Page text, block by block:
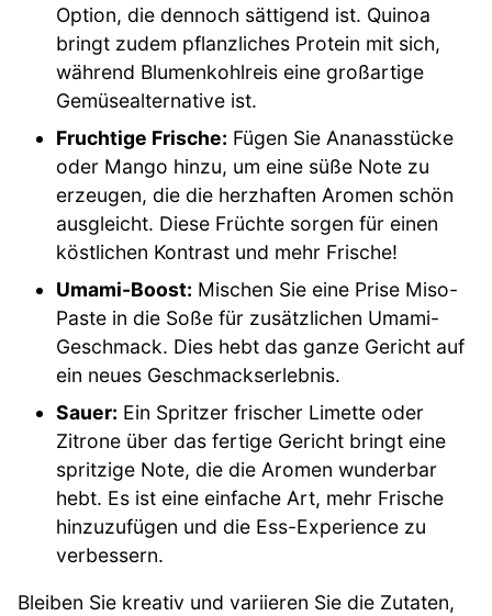
Option, die dennoch sättigend ist. Quinoa
bringt zudem pflanzliches Protein mit sich,
während Blumenkohlreis eine großartige
Gemüsealternative ist.
Fruchtige Frische: Fügen Sie Ananasstücke
oder Mango hinzu, um eine süße Note zu
erzeugen, die die herzhaften Aromen schön
ausgleicht. Diese Früchte sorgen für einen
köstlichen Kontrast und mehr Frische!
Umami-Boost: Mischen Sie eine Prise Miso-
Paste in die Soße für zusätzlichen Umami-
Geschmack. Dies hebt das ganze Gericht auf
ein neues Geschmackserlebnis.
Sauer: Ein Spritzer frischer Limette oder
Zitrone über das fertige Gericht bringt eine
spritzige Note, die die Aromen wunderbar
hebt. Es ist eine einfache Art, mehr Frische
hinzuzufügen und die Ess-Experience zu
verbessern.
Bleiben Sie kreativ und variieren Sie die Zutaten,